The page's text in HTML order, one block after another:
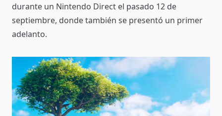
durante un Nintendo Direct el pasado 12 de
septiembre, donde también se presentó un primer
adelanto.